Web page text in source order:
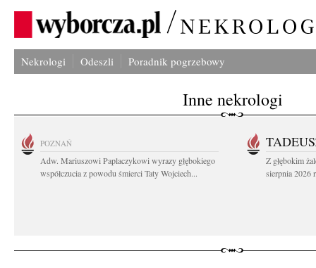
Nekrologi Odeszli Poradnik pogrzebowy
Inne nekrologi
POZNAŃ
Adw. Mariuszowi Paplaczykowi wyrazy głębokiego
współczucia z powodu śmierci Taty Wojciech...
Z głębokim
sierpnia 2026